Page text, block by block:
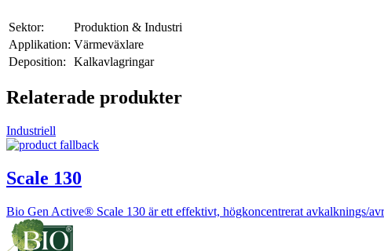
Sektor:
Produktion & Industri
Applikation: Värmeväxlare
Deposition:
Kalkavlagringar
Relaterade produkter
Industriell
Scale 130
Bio Gen Active® Scale 130 är ett effektivt, högkoncentrerat avkalknings/